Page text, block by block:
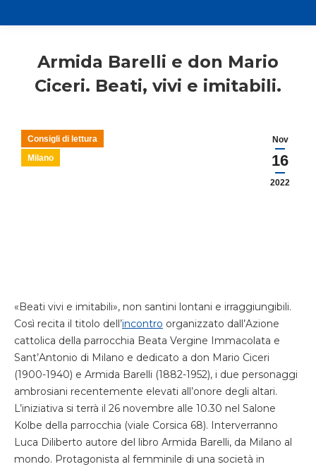
Armida Barelli e don Mario
Ciceri. Beati, vivi e imitabili.
Nov
16
2022
Consigli di lettura
Milano
«Beati vivi e imitabili», non santini lontani e irraggiungibili.
Così recita il titolo dell’incontro organizzato dall’Azione
cattolica della parrocchia Beata Vergine Immacolata e
Sant’Antonio di Milano e dedicato a don Mario Ciceri
(1900-1940) e Armida Barelli (1882-1952), i due personaggi
ambrosiani recentemente elevati all’onore degli altari.
L’iniziativa si terrà il 26 novembre alle 10.30 nel Salone
Kolbe della parrocchia (viale Corsica 68). Interverranno
Luca Diliberto autore del libro Armida Barelli, da Milano al
mondo. Protagonista al femminile di una società in